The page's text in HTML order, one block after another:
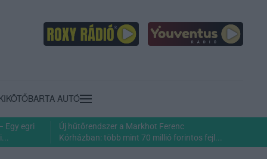
BARTA AUTÓ
Egy egri
Új hűtőrendszer a Markhot Ferenc
Kórházban: több mint 70 millió forintos fejl...